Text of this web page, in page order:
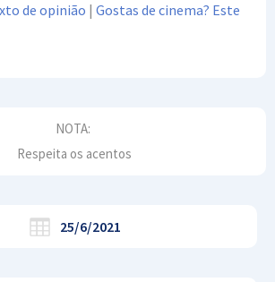
de opinião | Gostas de cinema? Este
NOTA:
Respeita os acentos
25/6/2021